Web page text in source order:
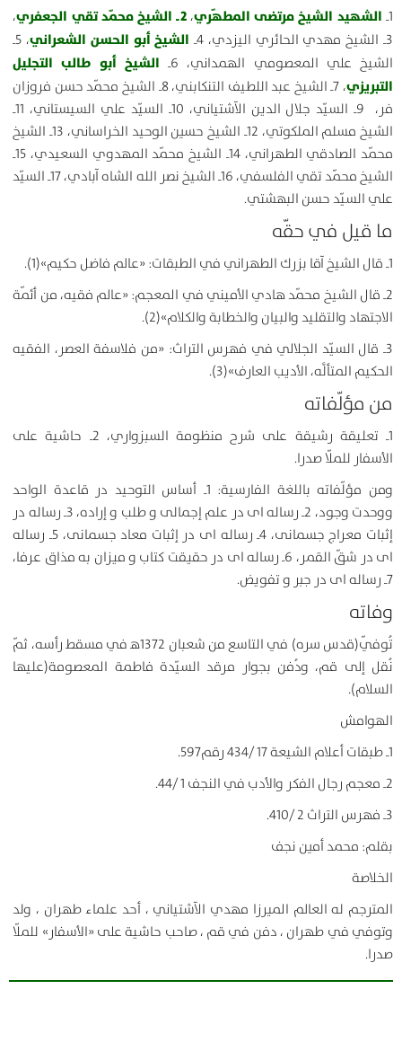
1ـ الشهيد الشيخ مرتضى المطهّري، 2ـ الشيخ محمّد تقي الجعفري
،
3ـ الشيخ مهدي الحائري اليزدي، 4ـ
الشيخ أبو الحسن الشعراني
، 5ـ
الشيخ علي المعصومي الهمداني، 6ـ
الشيخ أبو طالب التجليل
التبريزي
، 7ـ الشيخ عبد اللطيف التنكابني، 8ـ الشيخ محمّد حسن فروزان
فر، 9ـ السيّد جلال الدين الآشتياني، 10ـ السيّد علي السيستاني، 11ـ
الشيخ مسلم الملكوتي، 12ـ الشيخ حسين الوحيد الخراساني، 13ـ الشيخ
محمّد الصادقي الطهراني، 14ـ الشيخ محمّد المهدوي السعيدي، 15ـ
الشيخ محمّد تقي الفلسفي، 16ـ الشيخ نصر الله الشاه آبادي، 17ـ السيّد
علي السيّد حسن البهشتي.
ما قيل في حقّه
1ـ قال الشيخ آقا بزرك الطهراني في الطبقات: «عالم فاضل حكيم»(1).
2ـ قال الشيخ محمّد هادي الأميني في المعجم: «عالم فقيه، من أئمّة
الاجتهاد والتقليد والبيان والخطابة والكلام»(2).
3ـ قال السيّد الجلالي في فهرس التراث: «من فلاسفة العصر، الفقيه
الحكيم المتألَّه، الأديب العارف»(3).
من مؤلّفاته
1ـ تعليقة رشيقة على شرح منظومة السبزواري، 2ـ حاشية على
الأسفار للملّا صدرا.
ومن مؤلّفاته باللغة الفارسية: 1ـ أساس التوحيد در قاعدة الواحد
ووحدت وجود، 2ـ رساله ای در علم إجمالی و طلب و إراده، 3ـ رساله در
إثبات معراج جسمانی، 4ـ رساله ای در إثبات معاد جسمانی، 5ـ رساله
ای در شقّ القمر، 6ـ رساله ای در حقیقت كتاب و میزان به مذاق عرفا،
7ـ رساله ای در جبر و تفویض.
وفاته
تُوفّي(قدس سره) في التاسع من شعبان 1372ﻫ في مسقط رأسه، ثمّ
نُقل إلى قم، ودُفن بجوار مرقد السيّدة فاطمة المعصومة(عليها
السلام).
الهوامش
1ـ طبقات أعلام الشيعة 17 /434 رقم597.
2ـ معجم رجال الفكر والأدب في النجف 1 /44.
3ـ فهرس التراث 2 /410.
بقلم: محمد أمين نجف
الخلاصة
المترجم له العالم الميرزا مهدي الآشتياني ، أحد علماء طهران ، ولد
وتوفي في طهران ، دفن في قم ، صاحب حاشية على «الأسفار» للملّا
صدرا.